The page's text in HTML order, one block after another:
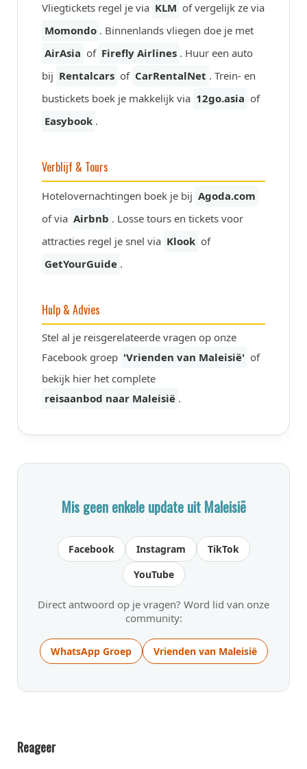
Vliegtickets regel je via KLM of vergelijk ze via
Momondo . Binnenlands vliegen doe je met
AirAsia of Firefly Airlines . Huur een auto
bij Rentalcars of CarRentalNet . Trein- en
bustickets boek je makkelijk via 12go.asia of
Easybook .
Verblijf & Tours
Hotelovernachtingen boek je bij Agoda.com
of via Airbnb . Losse tours en tickets voor
attracties regel je snel via Klook of
GetYourGuide .
Hulp & Advies
Stel al je reisgerelateerde vragen op onze
Facebook groep 'Vrienden van Maleisië' of
bekijk hier het complete
reisaanbod naar Maleisië .
Mis geen enkele update uit Maleisië
Facebook Instagram
TikTok
YouTube
Direct antwoord op je vragen? Word lid van onze
community:
WhatsApp Groep Vrienden van Maleisië
Reageer